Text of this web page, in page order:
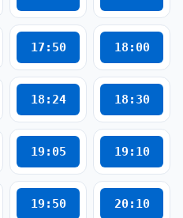
17:50 18:00
18:24 18:30
19:05 19:10
19:50 20:10